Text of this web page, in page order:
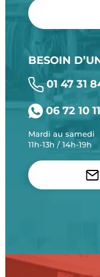
BESOIN
01 47 31
06 72 10
Mardi au samedi
11h-13h / 14h-19h